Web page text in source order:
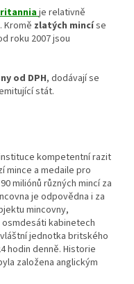
je relativně
Kromě zlatých mincíse
roku 2007 jsou
od DPH, dodávají se
stát.
kompetentní razit
mince a medaile pro
miliónů různých mincí za
je odpovědna i za
mincovny,
kabinetech
jednotka britského
hodin denně. Historie
založena anglickým